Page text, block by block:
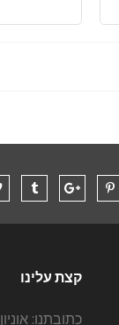
קצת עלינו
כתובתנו: אוניון 5, אשדוד